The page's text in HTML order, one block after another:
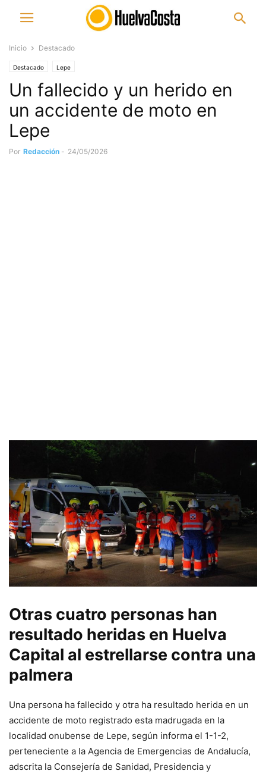
Inicio Destacado
Destacado Lepe
Un fallecido y un herido en
un accidente de moto en
Lepe
Por Redacción - 24/05/2026
Otras cuatro personas han
resultado heridas en Huelva
Capital al estrellarse contra una
palmera
Una persona ha fallecido y otra ha resultado herida en un
accidente de moto registrado esta madrugada en la
localidad onubense de Lepe, según informa el 1-1-2,
perteneciente a la Agencia de Emergencias de Andalucía,
adscrita la Consejería de Sanidad, Presidencia y